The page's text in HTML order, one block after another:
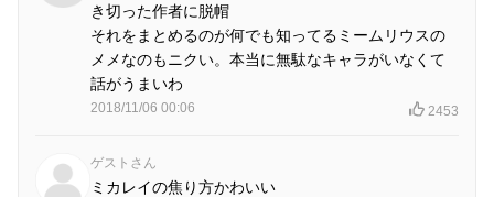
き切った作者に脱帽
それをまとめるのが何でも知ってるミームリウスの
メメなのもニクい。本当に無駄なキャラがいなくて
話がうまいわ
2018/11/06 00:06 2453
ゲストさん
ミカレイの焦り方かわいい